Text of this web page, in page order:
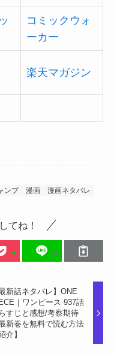
コミックウォ
ーカー
楽天マガジン
ンプ 漫画 漫画ネタバレ
てね！
最新話ネタバレ】ONE
｜ワンピース 937話
すじと感想/考察期待
最新巻を無料で読む方法
介】